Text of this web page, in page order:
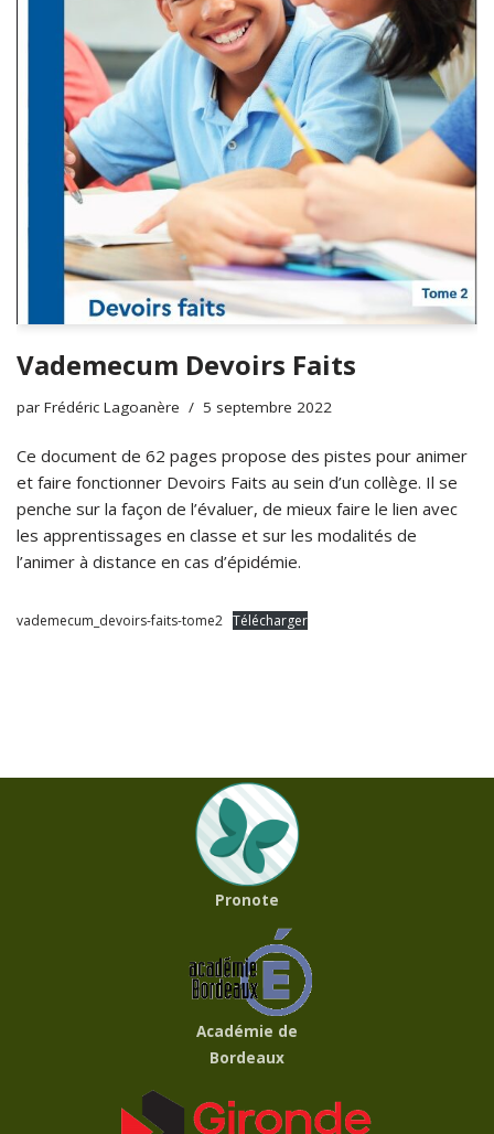
Vademecum Devoirs Faits
par Frédéric Lagoanère 5 septembre 2022
Ce document de 62 pages propose des pistes pour animer
et faire fonctionner Devoirs Faits au sein d’un collège. Il se
penche sur la façon de l’évaluer, de mieux faire le lien avec
les apprentissages en classe et sur les modalités de
l’animer à distance en cas d’épidémie.
vademecum_devoirs-faits-tome2 Télécharger
Pronote
Académie de
Bordeaux